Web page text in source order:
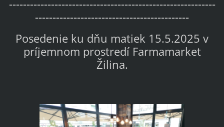
-----------------------------------------------------------
--------------------------------------------
Posedenie ku dňu matiek 15.5.2025 v
príjemnom prostredí Farmamarket
Žilina.